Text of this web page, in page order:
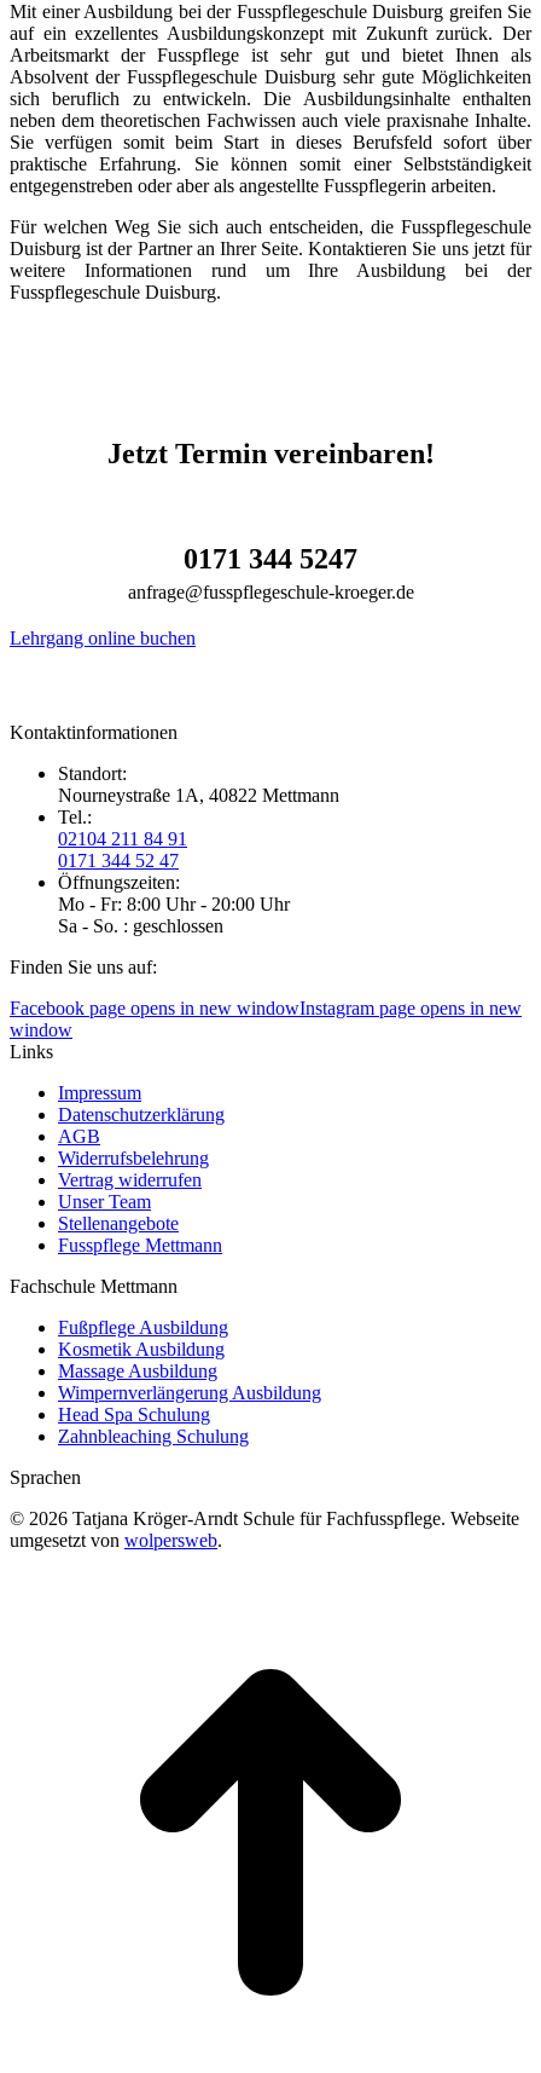
Mit einer Ausbildung bei der Fusspflegeschule Duisburg greifen Sie
auf ein exzellentes Ausbildungskonzept mit Zukunft zurück. Der
Arbeitsmarkt der Fusspflege ist sehr gut und bietet Ihnen als
Absolvent der Fusspflegeschule Duisburg sehr gute Möglichkeiten
sich beruflich zu entwickeln. Die Ausbildungsinhalte enthalten
neben dem theoretischen Fachwissen auch viele praxisnahe Inhalte.
Sie verfügen somit beim Start in dieses Berufsfeld sofort über
praktische Erfahrung. Sie können somit einer Selbstständigkeit
entgegenstreben oder aber als angestellte Fusspflegerin arbeiten.
Für welchen Weg Sie sich auch entscheiden, die Fusspflegeschule
Duisburg ist der Partner an Ihrer Seite. Kontaktieren Sie uns jetzt für
weitere Informationen rund um Ihre Ausbildung bei der
Fusspflegeschule Duisburg.
Jetzt Termin vereinbaren!
0171 344 5247
anfrage@fusspflegeschule-kroeger.de
Lehrgang online buchen
Kontaktinformationen
Standort:
Nourneystraße 1A, 40822 Mettmann
Tel.:
02104 211 84 91
0171 344 52 47
Öffnungszeiten:
Mo - Fr: 8:00 Uhr - 20:00 Uhr
Sa - So. : geschlossen
Finden Sie uns auf:
Facebook page opens in new windowInstagram page opens in new
window
Links
Impressum
Datenschutzerklärung
AGB
Widerrufsbelehrung
Vertrag widerrufen
Unser Team
Stellenangebote
Fusspflege Mettmann
Fachschule Mettmann
Fußpflege Ausbildung
Kosmetik Ausbildung
Massage Ausbildung
Wimpernverlängerung Ausbildung
Head Spa Schulung
Zahnbleaching Schulung
Sprachen
© 2026 Tatjana Kröger-Arndt Schule für Fachfusspflege. Webseite
umgesetzt von wolpersweb.